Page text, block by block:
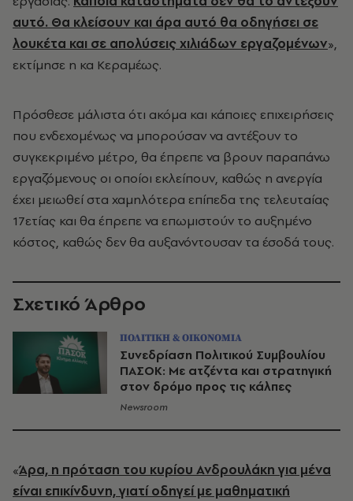
αυτό. Θα κλείσουν και άρα αυτό θα οδηγήσει σε
λουκέτα και σε απολύσεις χιλιάδων εργαζομένων»,
εκτίμησε η κα Κεραμέως.
Πρόσθεσε μάλιστα ότι ακόμα και κάποιες επιχειρήσεις
που ενδεχομένως να μπορούσαν να αντέξουν το
συγκεκριμένο μέτρο, θα έπρεπε να βρουν παραπάνω
εργαζόμενους οι οποίοι εκλείπουν, καθώς η ανεργία
έχει μειωθεί στα χαμηλότερα επίπεδα της τελευταίας
17ετίας και θα έπρεπε να επωμιστούν το αυξημένο
κόστος, καθώς δεν θα αυξανόντουσαν τα έσοδά τους.
Σχετικό Άρθρο
ΠΟΛΙΤΙΚΗ & ΟΙΚΟΝΟΜΙΑ
Συνεδρίαση Πολιτικού Συμβουλίου
ΠΑΣΟΚ: Με ατζέντα και στρατηγική
στον δρόμο προς τις κάλπες
Newsroom
«Άρα, η πρόταση του κυρίου Ανδρουλάκη για μένα
είναι επικίνδυνη, γιατί οδηγεί με μαθηματική